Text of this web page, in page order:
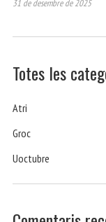
31 de desembre de 2025
Totes les
Atri
Groc
Uoctubre